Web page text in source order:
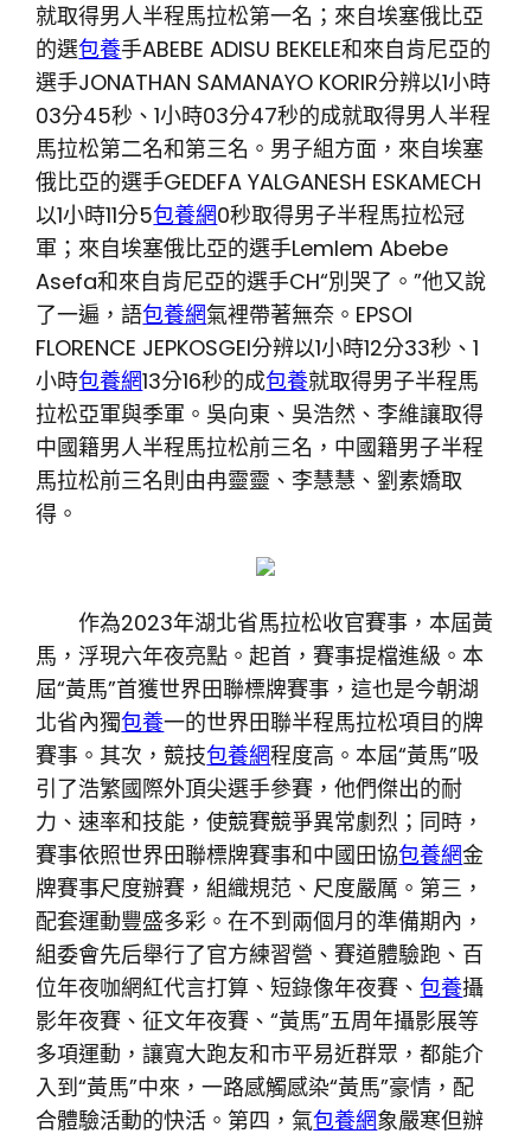
就取得男人半程馬拉松第一名；來自埃塞俄比亞
的選包養手ABEBE ADISU BEKELE和來自肯尼亞的
選手JONATHAN SAMANAYO KORIR分辨以1小時
03分45秒、1小時03分47秒的成就取得男人半程
馬拉松第二名和第三名。男子組方面，來自埃塞
俄比亞的選手GEDEFA YALGANESH ESKAMECH
以1小時11分5包養網0秒取得男子半程馬拉松冠
軍；來自埃塞俄比亞的選手Lemlem Abebe
Asefa和來自肯尼亞的選手CH“別哭了。”他又說
了一遍，語包養網氣裡帶著無奈。EPSOI
FLORENCE JEPKOSGEI分辨以1小時12分33秒、1
小時包養網13分16秒的成包養就取得男子半程馬
拉松亞軍與季軍。吳向東、吳浩然、李維讓取得
中國籍男人半程馬拉松前三名，中國籍男子半程
馬拉松前三名則由冉靈靈、李慧慧、劉素嬌取
得。
作為2023年湖北省馬拉松收官賽事，本屆黃
馬，浮現六年夜亮點。起首，賽事提檔進級。本
屆“黃馬”首獲世界田聯標牌賽事，這也是今朝湖
北省內獨包養一的世界田聯半程馬拉松項目的牌
賽事。其次，競技包養網程度高。本屆“黃馬”吸
引了浩繁國際外頂尖選手參賽，他們傑出的耐
力、速率和技能，使競賽競爭異常劇烈；同時，
賽事依照世界田聯標牌賽事和中國田協包養網金
牌賽事尺度辦賽，組織規范、尺度嚴厲。第三，
配套運動豐盛多彩。在不到兩個月的準備期內，
組委會先后舉行了官方練習營、賽道體驗跑、百
位年夜咖網紅代言打算、短錄像年夜賽、包養攝
影年夜賽、征文年夜賽、“黃馬”五周年攝影展等
多項運動，讓寬大跑友和市平易近群眾，都能介
入到“黃馬”中來，一路感觸感染“黃馬”豪情，配
合體驗活動的快活。第四，氣包養網象嚴寒但辦